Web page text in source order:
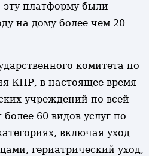
эту платформу были
на дому более чем 20
комитета по
КНР, в настоящее время
учреждений по всей
60 видов услуг по
включая уход
гериатрический уход,